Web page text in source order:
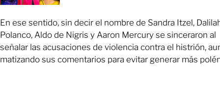
En ese sentido, sin decir el nombre de Sandra Itzel,
Polanco, Aldo de Nigris y Aaron Mercury se sinceraron al
señalar las acusaciones de violencia contra el histrión,
matizando sus comentarios para evitar generar más